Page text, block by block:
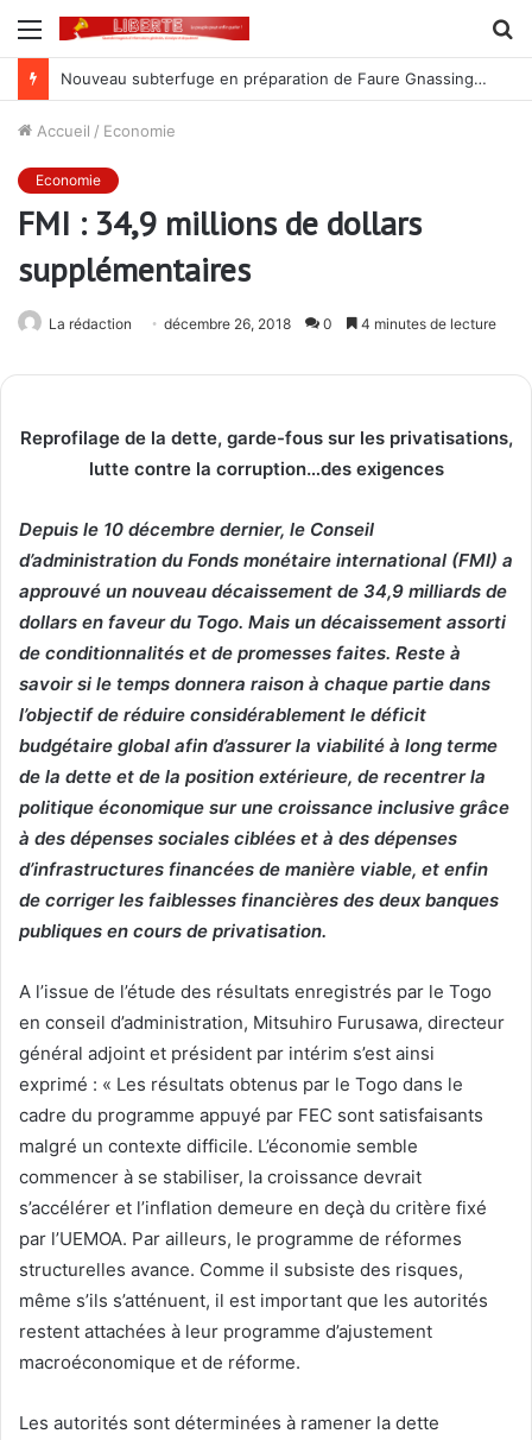
Menu
Nouveau subterfuge en préparation de Faure Gnassingbé pour ne jamais partir ; les Togolais disent non et sont vent debout
Accueil / Economie
Economie
FMI : 34,9 millions de dollars
supplémentaires
La rédaction décembre 26, 2018 0 4 minutes de lecture
Reprofilage de la dette, garde-fous sur les privatisations,
lutte contre la corruption…des exigences
Depuis le 10 décembre dernier, le Conseil
d’administration du Fonds monétaire international (FMI) a
approuvé un nouveau décaissement de 34,9 milliards de
dollars en faveur du Togo. Mais un décaissement assorti
de conditionnalités et de promesses faites. Reste à
savoir si le temps donnera raison à chaque partie dans
l’objectif de réduire considérablement le déficit
budgétaire global afin d’assurer la viabilité à long terme
de la dette et de la position extérieure, de recentrer la
politique économique sur une croissance inclusive grâce
à des dépenses sociales ciblées et à des dépenses
d’infrastructures financées de manière viable, et enfin
de corriger les faiblesses financières des deux banques
publiques en cours de privatisation.
A l’issue de l’étude des résultats enregistrés par le Togo
en conseil d’administration, Mitsuhiro Furusawa, directeur
général adjoint et président par intérim s’est ainsi
exprimé : « Les résultats obtenus par le Togo dans le
cadre du programme appuyé par FEC sont satisfaisants
malgré un contexte difficile. L’économie semble
commencer à se stabiliser, la croissance devrait
s’accélérer et l’inflation demeure en deçà du critère fixé
par l’UEMOA. Par ailleurs, le programme de réformes
structurelles avance. Comme il subsiste des risques,
même s’ils s’atténuent, il est important que les autorités
restent attachées à leur programme d’ajustement
macroéconomique et de réforme.
Les autorités sont déterminées à ramener la dette